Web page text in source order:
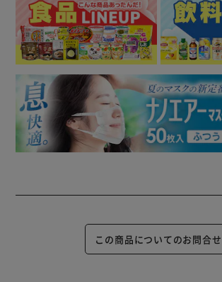
この商品についてのお問合せ